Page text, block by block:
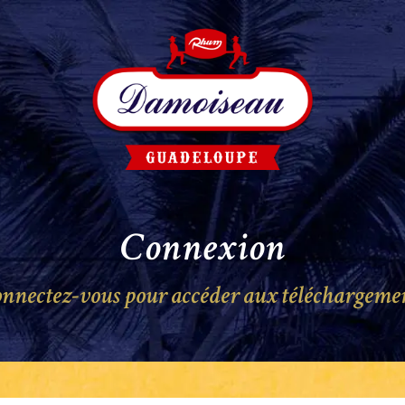
Connexion
vous pour accéder aux